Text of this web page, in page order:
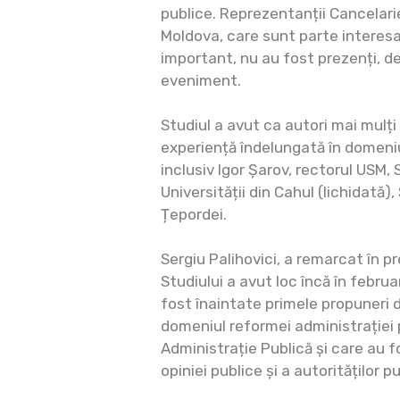
publice. Reprezentanții
Moldova, care sunt parte
important, nu au fost prezenți,
eveniment.
Studiul a avut ca autori mai
experiență îndelungată în
inclusiv Igor Șarov, rectorul
Universității din Cahul (lichidată),
Țepordei.
Sergiu Palihovici, a remarcat în
Studiului a avut loc încă în
fost înaintate primele propuneri
domeniul reformei administrației
Administrație Publică și care au
opiniei publice și a autorităților